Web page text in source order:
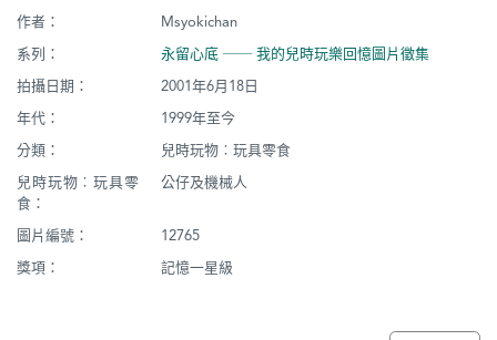
市
作者：
Msyokichan
系列：
永留心底 ── 我的兒時玩樂回憶圖片徵集
拍攝日期：
2001年6月18日
年代：
1999年至今
分類：
兒時玩物︰玩具零食
兒時玩物︰玩具零
食：
公仔及機械人
圖片編號：
12765
獎項：
記憶一星級